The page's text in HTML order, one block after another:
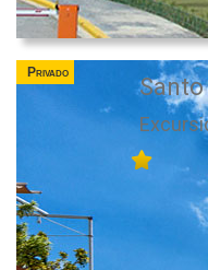
Privado
Santo